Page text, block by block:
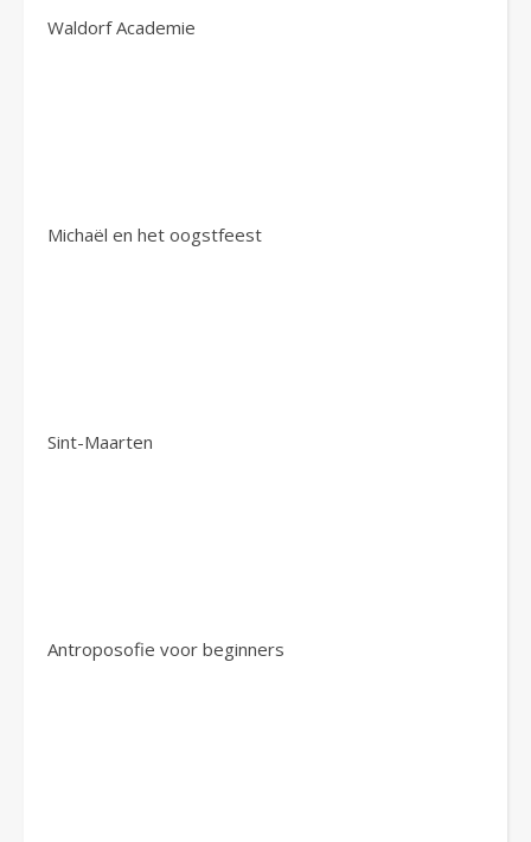
Waldorf Academie
Michaël en het oogstfeest
Sint-Maarten
Antroposofie voor beginners